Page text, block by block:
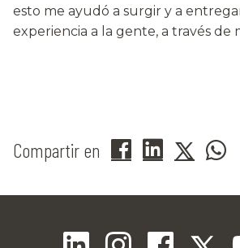
esto me ayudó a surgir y a
experiencia a la gente, a través de
Compartir en